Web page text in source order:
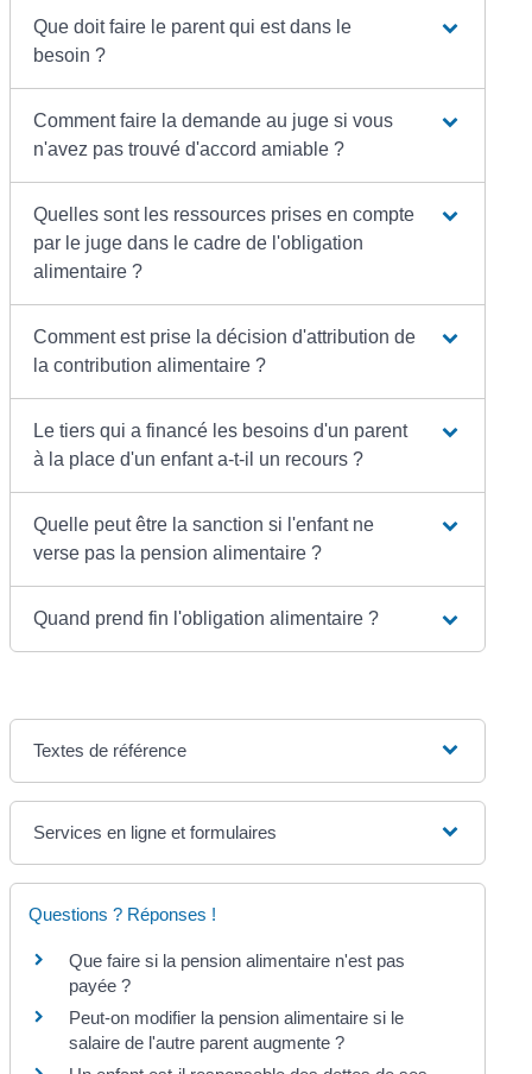
Que doit faire le parent qui est dans le
besoin ?
Comment faire la demande au juge si vous
n'avez pas trouvé d'accord amiable ?
Quelles sont les ressources prises en compte
par le juge dans le cadre de l'obligation
alimentaire ?
Comment est prise la décision d'attribution de
la contribution alimentaire ?
Le tiers qui a financé les besoins d'un parent
à la place d'un enfant a-t-il un recours ?
Quelle peut être la sanction si l'enfant ne
verse pas la pension alimentaire ?
Quand prend fin l'obligation alimentaire ?
Textes de référence
Services en ligne et formulaires
Questions ? Réponses !
Que faire si la pension alimentaire n'est pas
payée ?
Peut-on modifier la pension alimentaire si le
salaire de l'autre parent augmente ?